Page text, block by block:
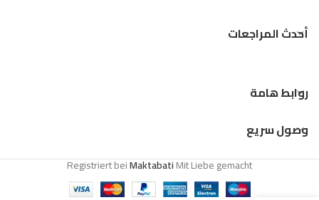
أحدث المراجعات
روابط هامة
وصول سريع
Registriert beiMaktabatiMit Liebe gemacht